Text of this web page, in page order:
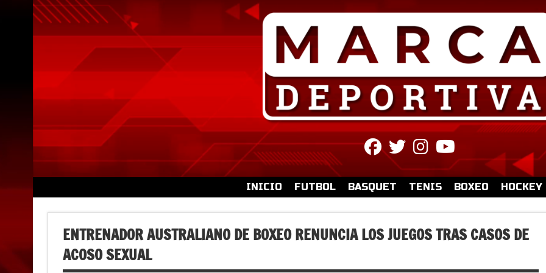
fab
fa-
facebook
fab
fa-
twitter
fab
fa-
instagram
fa-
youtube
INICIO FUTBOL BASQUET TENIS BOXEO HOCKEY
ENTRENADOR AUSTRALIANO DE BOXEO RENUNCIA LOS JUEGOS TRAS CASOS DE
ACOSO SEXUAL